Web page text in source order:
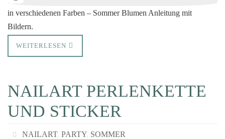
in verschiedenen Farben – Sommer Blumen Anleitung mit
Bildern.
WEITERLESEN
NAILART PERLENKETTE
UND STICKER
NAILART, PARTY, SOMMER